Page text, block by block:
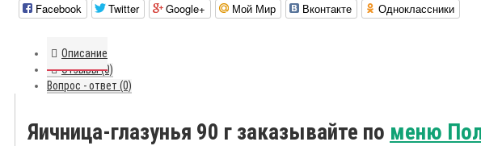
Facebook Twitter Google+ Мой Мир Вконтакте Одноклассники
Описание
Отзывы (0)
Вопрос - ответ (0)
Яичница-глазунья 90 г заказывайте по меню